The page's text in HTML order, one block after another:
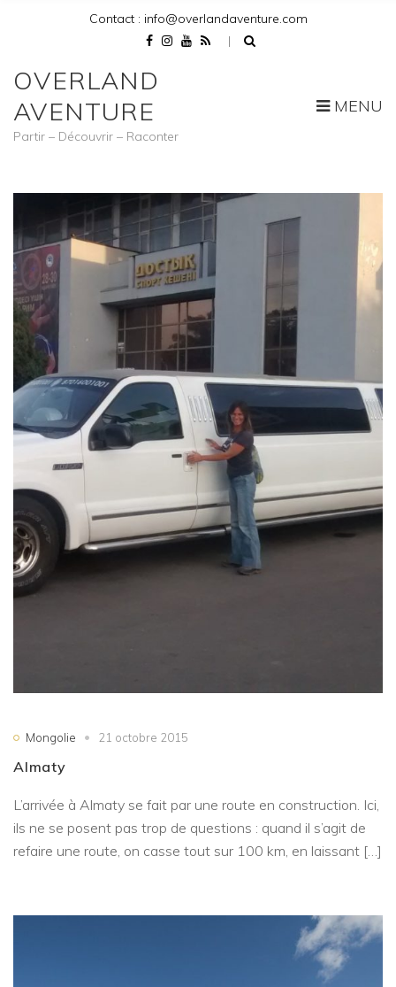
Contact : info@overlandaventure.com
OVERLAND
AVENTURE
Partir – Découvrir – Raconter
MENU
Mongolie 21 octobre 2015
Almaty
L’arrivée à Almaty se fait par une route en construction. Ici,
ils ne se posent pas trop de questions : quand il s’agit de
refaire une route, on casse tout sur 100 km, en laissant […]